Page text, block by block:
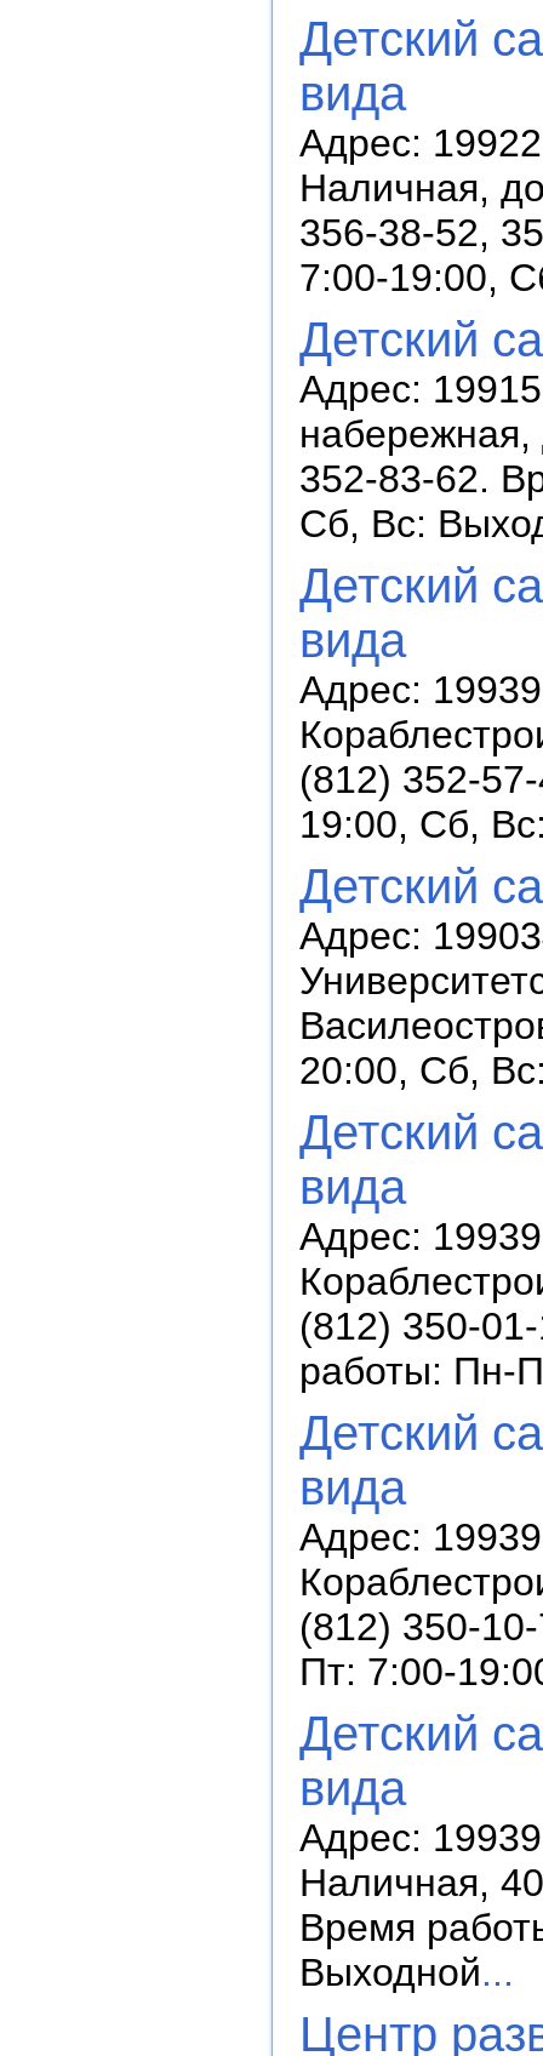
Детский
вида
Адрес:
Наличная,
356-38-52,
7:00-19:00,
Детский
Адрес:
352-83-62.
Сб, Вс:
Детский
вида
Адрес:
(812) 352-
19:00, Сб,
Детский
Адрес:
20:00, Сб,
Детский
вида
Адрес:
(812) 350-
работы: Пн-
Детский
вида
Адрес:
(812) 350-
Пт: 7:00-
Детский
вида
Адрес:
Наличная,
Время
Выходной...
Центр